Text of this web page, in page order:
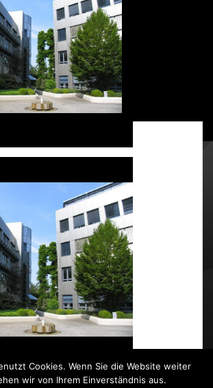
Hardtwald 9, 76275 Ettlingen
info@sbh.de
Cookies. Wenn Sie die Website weiter
wir von Ihrem Einverständnis aus.